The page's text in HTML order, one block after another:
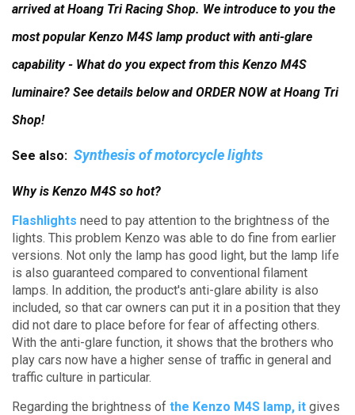
arrived at Hoang Tri Racing Shop. We introduce to you the
most popular Kenzo M4S lamp product with anti-glare
capability - What do you expect from this Kenzo M4S
luminaire? See details below and ORDER NOW at Hoang Tri
Shop!
See also: Synthesis of motorcycle lights
Why is Kenzo M4S so hot?
Flashlights need to pay attention to the brightness of the
lights. This problem Kenzo was able to do fine from earlier
versions. Not only the lamp has good light, but the lamp life
is also guaranteed compared to conventional filament
lamps. In addition, the product's anti-glare ability is also
included, so that car owners can put it in a position that they
did not dare to place before for fear of affecting others.
With the anti-glare function, it shows that the brothers who
play cars now have a higher sense of traffic in general and
traffic culture in particular.
Regarding the brightness of the Kenzo M4S lamp, it gives